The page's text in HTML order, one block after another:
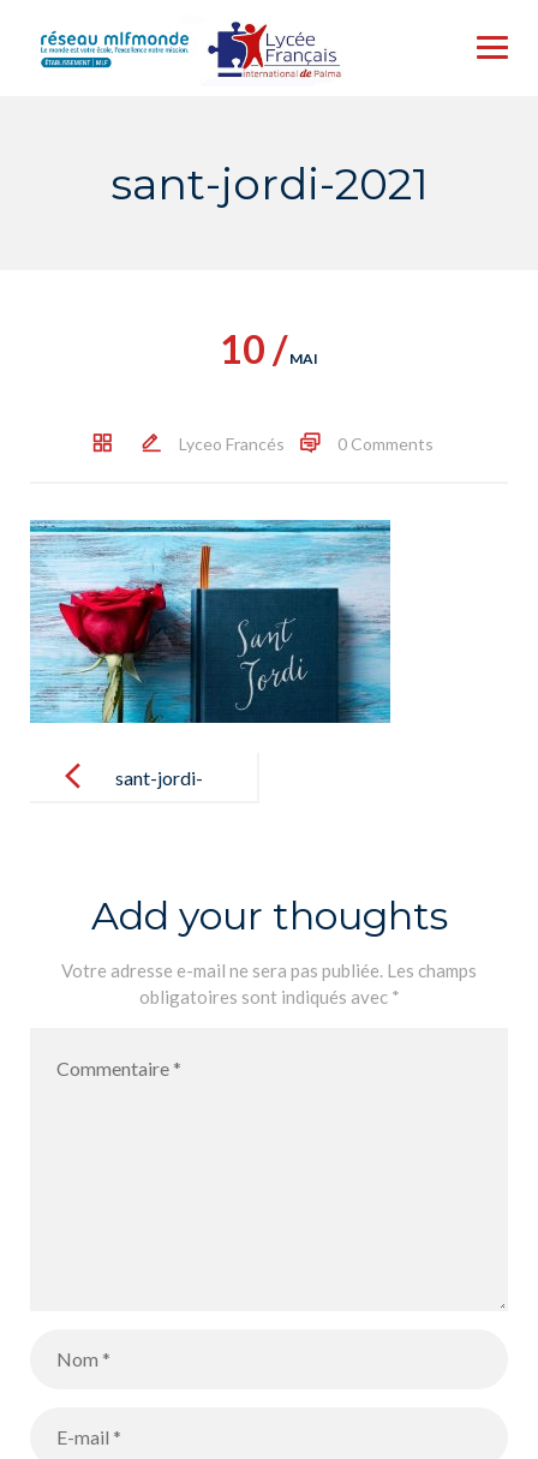
content
sant-jordi-2021
10 / MAI
Lyceo Francés 0 Comments
navigation sant-jordi-
Add your thoughts
Votre adresse e-mail ne sera pas publiée. Les champs
obligatoires sont indiqués avec *